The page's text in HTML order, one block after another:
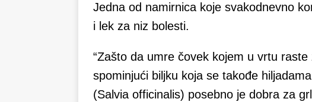
Jedna od namirnica koje svakodnevno
i lek za niz bolesti.
“Zašto da umre čovek kojem u vrtu
spominjući biljku koja se takođe
(Salvia officinalis) posebno je dobra za